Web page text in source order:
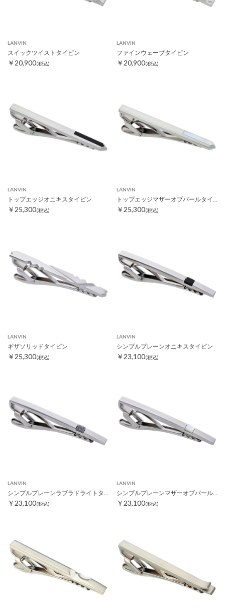
LANVIN
スイックツイストタイピン
￥20,900(税込)
LANVIN
ファインウェーブタイピン
￥20,900(税込)
LANVIN
トップエッジオニキスタイピン
￥25,300(税込)
LANVIN
トップエッジマザーオブパールタイピン
￥25,300(税込)
LANVIN
ギザソリッドタイピン
￥25,300(税込)
LANVIN
シンプルプレーンオニキスタイピン
￥23,100(税込)
LANVIN
シンプルプレーンラブラドライトタイピン
￥23,100(税込)
LANVIN
シンプルプレーンマザーオブパールタイピン
￥23,100(税込)